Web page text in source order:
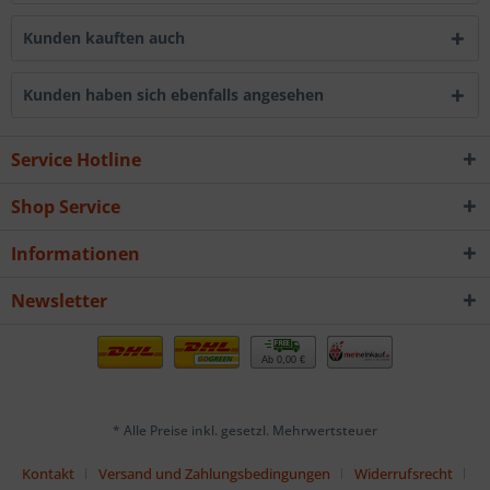
Kunden kauften auch
Kunden haben sich ebenfalls angesehen
Service Hotline
Shop Service
Informationen
Newsletter
Ab 0,00 €
* Alle Preise inkl. gesetzl. Mehrwertsteuer
Kontakt Versand und Zahlungsbedingungen Widerrufsrecht